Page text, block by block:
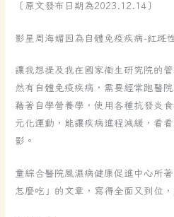
〔原文發布日期為2023.12.14〕
影星周海媚因為自體免疫疾病-紅斑
讓我想提及我在國家衛生研究院的
然有自體免疫疾病，需要經常跑醫
藉著自學營養學，使用各種抗發炎
元化運動，能讓疾病進程減緩，看
影。
童綜合醫院風濕病健康促進中心所
怎麼吃」的文章，寫得全面又到位
不
定
就
是
絕
望！